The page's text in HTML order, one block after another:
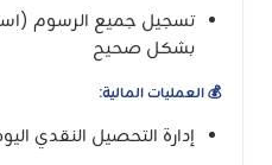
تسجيل جميع الرسوم
بشكل صحيح
💰 العمليات المالية:
إدارة التحصيل النقدي